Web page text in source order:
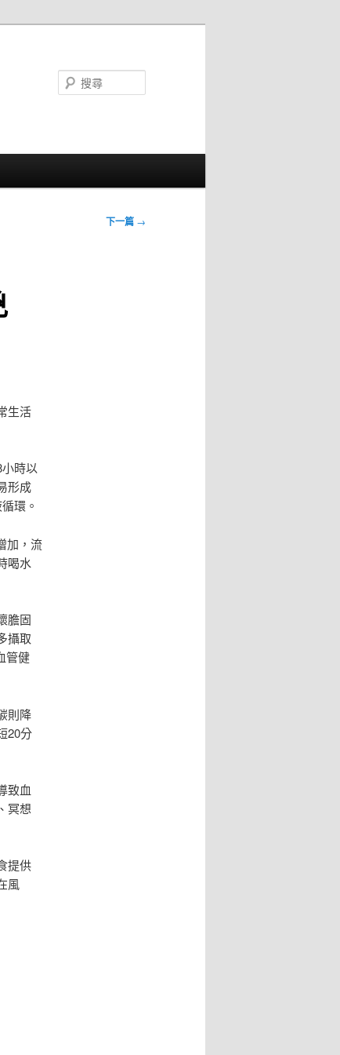
下一篇 →
生活
時以
形成
環。
加，流
喝水
膽固
攝取
管健
則降
20分
致血
冥想
提供
風